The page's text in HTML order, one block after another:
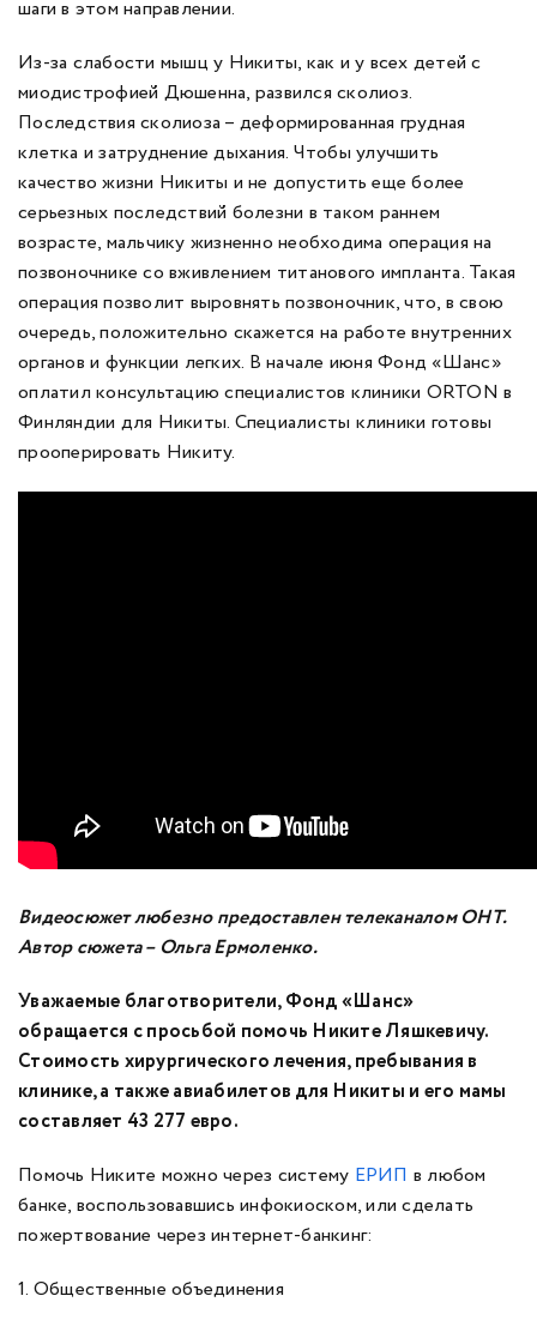
шаги в этом направлении.
Из-за слабости мышц у Никиты, как и у всех детей с
миодистрофией Дюшенна, развился сколиоз.
Последствия сколиоза – деформированная грудная
клетка и затруднение дыхания. Чтобы улучшить
качество жизни Никиты и не допустить еще более
серьезных последствий болезни в таком раннем
возрасте, мальчику жизненно необходима операция на
позвоночнике со вживлением титанового импланта. Такая
операция позволит выровнять позвоночник, что, в свою
очередь, положительно скажется на работе внутренних
органов и функции легких. В начале июня Фонд «Шанс»
оплатил консультацию специалистов клиники ORTON в
Финляндии для Никиты. Специалисты клиники готовы
прооперировать Никиту.
Видеосюжет любезно предоставлен телеканалом ОНТ.
Автор сюжета – Ольга Ермоленко.
Уважаемые благотворители, Фонд «Шанс»
обращается с просьбой помочь Никите Ляшкевичу.
Стоимость хирургического лечения, пребывания в
клинике, а также авиабилетов для Никиты и его мамы
составляет 43 277 евро.
Помочь Никите можно через систему ЕРИП в любом
банке, воспользовавшись инфокиоском, или сделать
пожертвование через интернет-банкинг:
1. Общественные объединения